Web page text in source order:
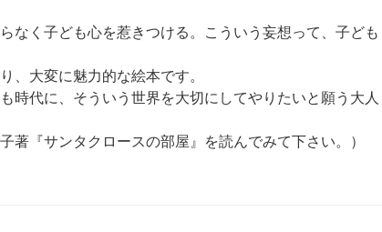
なく子ども心を惹きつける。こういう妄想って、子ども
、大変に魅力的な絵本です。
時代に、そういう世界を大切にしてやりたいと願う大人
著『サンタクロースの部屋』を読んでみて下さい。）